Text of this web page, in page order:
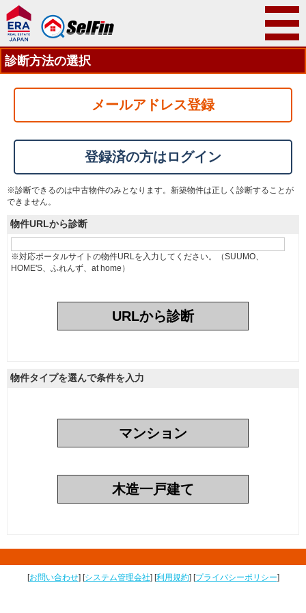
診断方法の選択
メールアドレス登録
登録済の方はログイン
※診断できるのは中古物件のみとなります。新築物件は正しく診断することが
できません。
物件URLから診断
※対応ポータルサイトの物件URLを入力してください。（SUUMO、
HOME'S、ふれんず、at home）
URLから診断
物件タイプを選んで条件を入力
マンション
木造一戸建て
[お問い合わせ] [システム管理会社] [利用規約] [プライバシーポリシー]